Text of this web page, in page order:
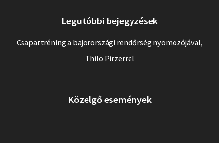
Legutóbbi bejegyzések
Csapattréning a bajorországi rendőrség nyomozójával,
Thilo Pirzerrel
Közelgő események